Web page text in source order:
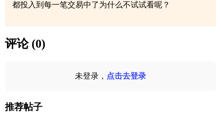
都投入到每一笔交易中了为什么不试试看呢？
评论 (0)
未登录， 点击去登录
推荐帖子